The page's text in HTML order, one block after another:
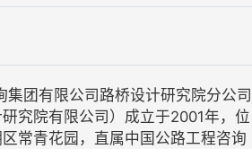
研究院有限公司）成立于2001年，位
常青花园，直属中国公路工程咨询